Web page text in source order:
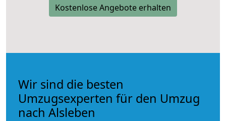
Kostenlose Angebote erhalten
Wir sind die besten
Umzugsexperten für den Umzug
nach Alsleben